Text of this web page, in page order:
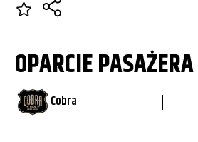
OPARCIE
Cobra